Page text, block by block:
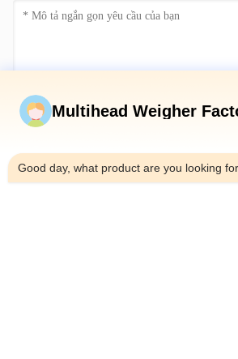
Gửi ngay
Multihead Weigher
Good day, what product are you looking